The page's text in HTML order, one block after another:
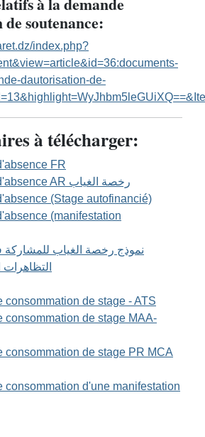
soutenance:
index.php?
dautorisation-de-
à télécharger:
FR
Autorisation d'absence AR رخصة الغياب
(Stage autofinancié)
(manifestation
نموذج رخصة الغياب للمشاركة
التظاهرات
consommation de stage - ATS
consommation de stage MAA-
consommation de stage PR MCA
consommation d'une manifestation